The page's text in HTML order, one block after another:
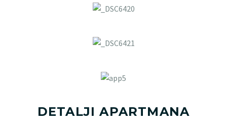
DETALJI APARTMANA